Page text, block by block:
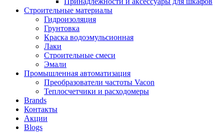
Строительные материалы
Гидроизоляция
Грунтовка
Краска водоэмульсионная
Лаки
Строительные смеси
Эмали
Промышленная автоматизация
Преобразователи частоты Vacon
Теплосчетчики и расходомеры
Brands
Контакты
Акции
Blogs